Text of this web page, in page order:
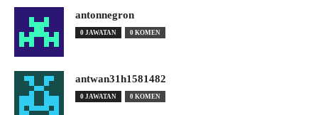
antonnegron
0 JAWATAN 0 KOMEN
antwan31h1581482
0 JAWATAN 0 KOMEN